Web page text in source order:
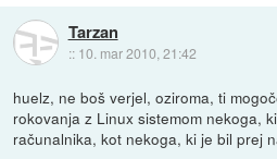
Tarzan
:: 10. mar 2010, 21:42
huelz, ne boš verjel, oziroma, ti
rokovanja z Linux sistemom nekoga,
računalnika, kot nekoga, ki je bil prej